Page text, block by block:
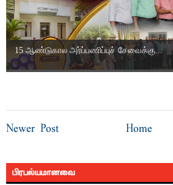
15 ஆண்டுகால அர்ப்பணிப்புச் சேவைக்கு...
Newer Post Home
பிரபல்யமானவை